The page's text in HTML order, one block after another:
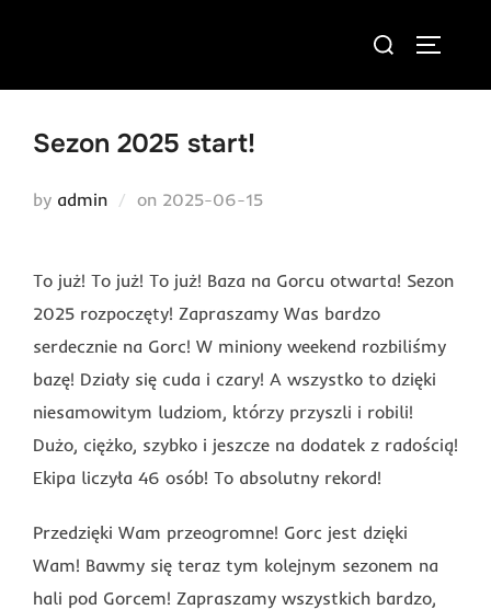
Search
Sezon 2025 start!
by admin on Posted
2025-06-15
To już! To już! To już! Baza na Gorcu otwarta! Sezon
2025 rozpoczęty! Zapraszamy Was bardzo
serdecznie na Gorc! W miniony weekend rozbiliśmy
bazę! Działy się cuda i czary! A wszystko to dzięki
niesamowitym ludziom, którzy przyszli i robili!
Dużo, ciężko, szybko i jeszcze na dodatek z radością!
Ekipa liczyła 46 osób! To absolutny rekord!
Przedzięki Wam przeogromne! Gorc jest dzięki
Wam! Bawmy się teraz tym kolejnym sezonem na
hali pod Gorcem! Zapraszamy wszystkich bardzo,